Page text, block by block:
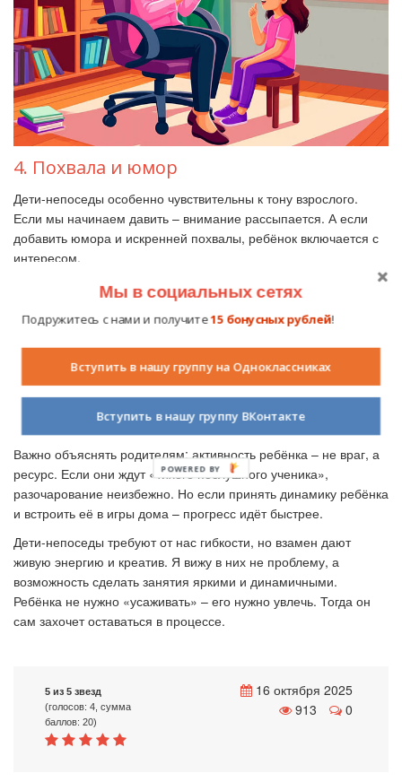
4. Похвала и юмор
Дети-непоседы особенно чувствительны к тону взрослого.
Если мы начинаем давить – внимание рассыпается. А если
добавить юмора и искренней похвалы, ребёнок включается с
интересом.
Фразы, которые работают:
«Ух ты, ты быстрее меня справился!»
«Так, я запуталась, а ты помоги мне разобраться» (дети
обожают, когда взрослый «ошибается»).
«Кто сегодня у нас чемпион по скороговоркам?»
5. Сотрудничество с родителями
Важно объяснять родителям: активность ребёнка – не враг, а
ресурс. Если они ждут «тихого послушного ученика»,
разочарование неизбежно. Но если принять динамику ребёнка
и встроить её в игры дома – прогресс идёт быстрее.
Дети-непоседы требуют от нас гибкости, но взамен дают
живую энергию и креатив. Я вижу в них не проблему, а
возможность сделать занятия яркими и динамичными.
Ребёнка не нужно «усаживать» – его нужно увлечь. Тогда он
сам захочет оставаться в процессе.
5 из 5 звезд
(голосов: 4, сумма
баллов: 20)
16 октября 2025
913
0
Мы в социальных сетях
Подружитесь с нами и получите15 бонусных рублей!
Вступить в нашу группу на Одноклассниках
Вступить в нашу группу ВКонтакте
POWERED BY